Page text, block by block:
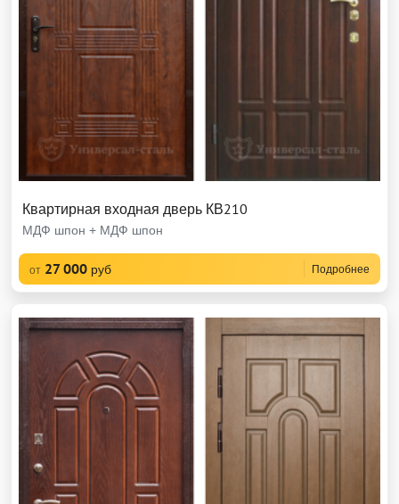
Квартирная входная дверь КВ210
МДФ шпон + МДФ шпон
от 27 000 руб Подробнее